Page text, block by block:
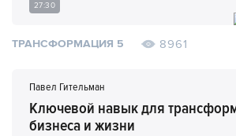
27:30
ТРАНСФОРМАЦИЯ 5 8961
Павел Гительман
Ключевой навык для
бизнеса и жизни